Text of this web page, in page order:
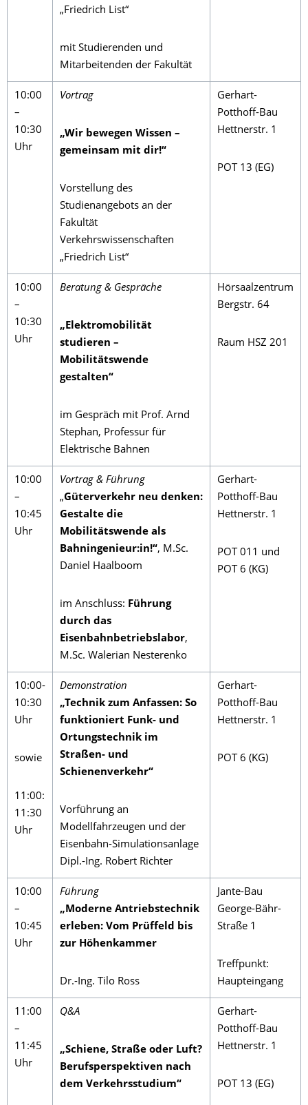
„Friedrich List“
mit Studierenden und
Mitarbeitenden der Fakultät
10:00
–
10:30
Uhr
Vortrag
„Wir bewegen Wissen –
gemeinsam mit dir!“
Vorstellung des
Studienangebots an der
Fakultät
Verkehrswissenschaften
„Friedrich List“
Gerhart-
Potthoff-Bau
Hettnerstr. 1
POT 13 (EG)
10:00
–
10:30
Uhr
Beratung & Gespräche
„Elektromobilität
studieren –
Mobilitätswende
gestalten“
im Gespräch mit Prof. Arnd
Stephan, Professur für
Elektrische Bahnen
Hörsaalzentrum
Bergstr. 64
Raum HSZ 201
10:00
–
10:45
Uhr
Vortrag & Führung
„Güterverkehr neu denken:
Gestalte die
Mobilitätswende als
Bahningenieur:in!“, M.Sc.
Daniel Haalboom
im Anschluss: Führung
durch das
Eisenbahnbetriebslabor,
M.Sc. Walerian Nesterenko
Gerhart-
Potthoff-Bau
Hettnerstr. 1
POT 011 und
POT 6 (KG)
10:00-
10:30
Uhr
sowie
11:00:
11:30
Uhr
Demonstration
„Technik zum Anfassen: So
funktioniert Funk- und
Ortungstechnik im
Straßen- und
Schienenverkehr“
Vorführung an
Modellfahrzeugen und der
Eisenbahn-Simulationsanlage
Dipl.-Ing. Robert Richter
Gerhart-
Potthoff-Bau
Hettnerstr. 1
POT 6 (KG)
10:00
–
10:45
Uhr
Führung
„Moderne Antriebstechnik
erleben: Vom Prüffeld bis
zur Höhenkammer
Dr.-Ing. Tilo Ross
Jante-Bau
George-Bähr-
Straße 1
Treffpunkt:
Haupteingang
11:00
–
11:45
Uhr
Q&A
„Schiene, Straße oder Luft?
Berufsperspektiven nach
dem Verkehrsstudium“
Gerhart-
Potthoff-Bau
Hettnerstr. 1
POT 13 (EG)